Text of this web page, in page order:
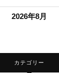
2026年8月
カテゴリー